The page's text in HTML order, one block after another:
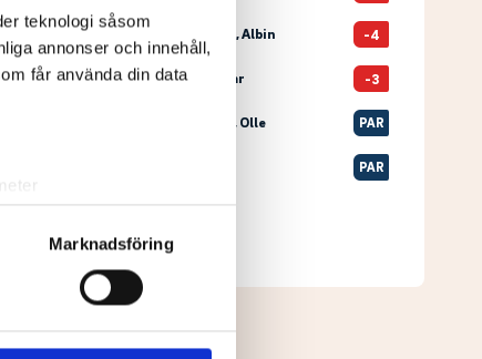
teknologi såsom
annonser och innehåll,
får använda din data
. Du kan ändra
från din enhet
Marknadsföring
2 2 KORNELIUSSON, Albin -4
3 1 BRORSSON, Vidar -3
TORSTENSSON, Olle PAR
PAR
Senast uppdaterad:11:00
Se full leaderboard